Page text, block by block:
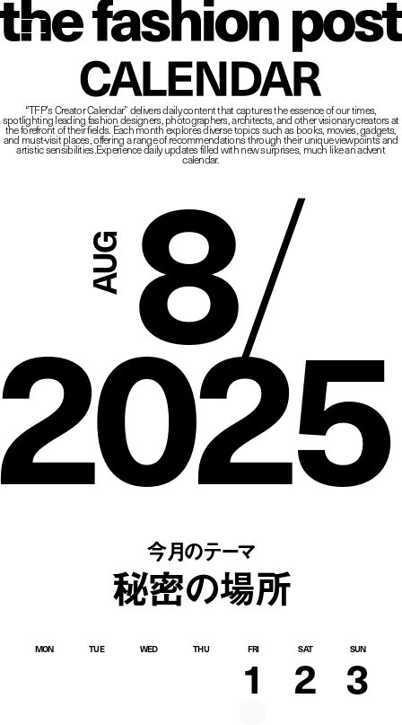
CALENDAR
“TFP’s Creator Calendar” delivers daily content that captures the essence of our times,
spotlighting leading fashion designers, photographers, architects, and other visionary creators at
the forefront of their fields.Each month explores diverse topics such as books, movies, gadgets,
and must-visit places,offering a range of recommendations through their unique viewpoints and
artistic sensibilities.Experience daily updates filled with new surprises, much like an advent
calendar.
8/
今月のテーマ
秘密の場所
MON TUE WED THU FRI SAT SUN
1 2 3